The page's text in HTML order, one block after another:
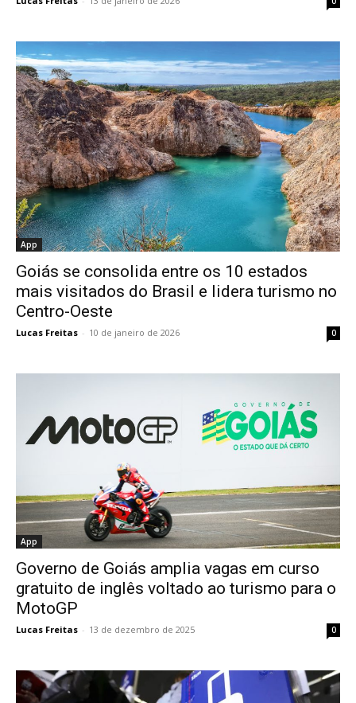
App
Goiás se consolida entre os 10 estados
mais visitados do Brasil e lidera turismo no
Centro-Oeste
Lucas Freitas - 10 de janeiro de 2026 0
App
Governo de Goiás amplia vagas em curso
gratuito de inglês voltado ao turismo para o
MotoGP
Lucas Freitas - 13 de dezembro de 2025 0